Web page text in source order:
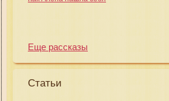
Еще рассказы
Статьи